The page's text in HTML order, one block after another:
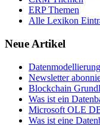
ERP Themen
Alle Lexikon
Neue Artikel
Newsletter
Blockchain
Was ist ein
Microsoft OLE
Was ist eine